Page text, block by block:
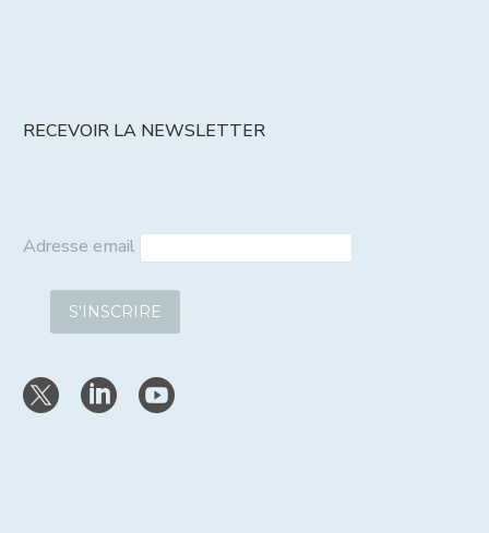
RECEVOIR LA NEWSLETTER
Adresse email